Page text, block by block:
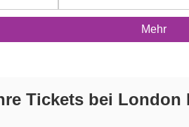
Mehr
Tickets bei